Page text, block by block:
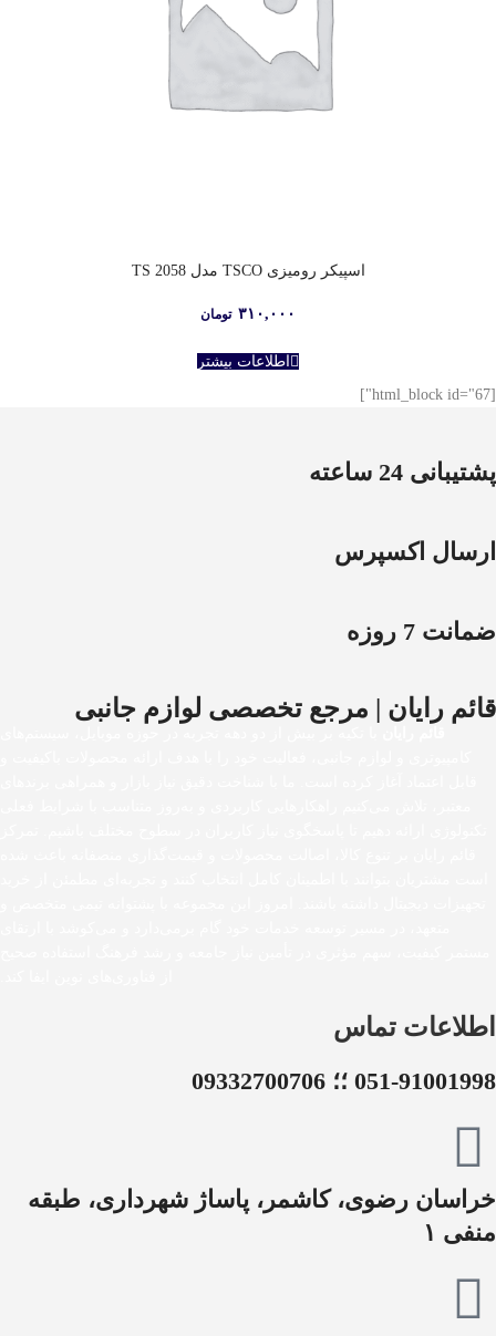
اسپیکر رومیزی TSCO مدل TS 2058
۳۱۰,۰۰۰ تومان
اطلاعات بیشتر
[html_block id="67"]
پشتیبانی 24 ساعته
ارسال اکسپرس
ضمانت 7 روزه
قائم رایان | مرجع تخصصی لوازم جانبی
اطلاعات تماس
051-91001998 ؛؛ 09332700706
خراسان رضوی، کاشمر، پاساژ شهرداری، طبقه
منفی ۱